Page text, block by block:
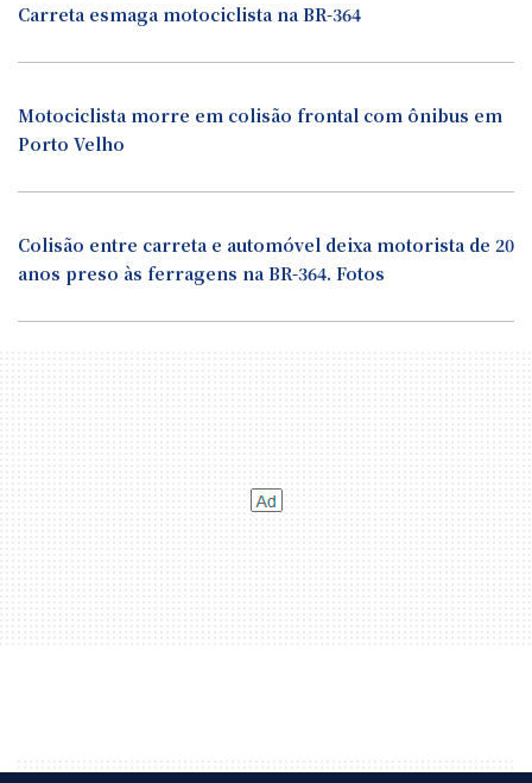
Carreta esmaga motociclista na BR-364
Motociclista morre em colisão frontal com ônibus em
Porto Velho
Colisão entre carreta e automóvel deixa motorista de 20
anos preso às ferragens na BR-364. Fotos